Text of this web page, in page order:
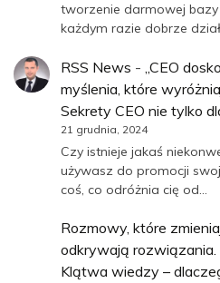
tworzenie darmowej
każdym razie dobrze
RSS News - „CEO
myślenia, które
Sekrety CEO nie tylko
21 grudnia, 2024
Czy istnieje jakaś
używasz do promocji
coś, co odróżnia cię od…
Rozmowy, które
odkrywają rozwiązania.
Klątwa wiedzy –